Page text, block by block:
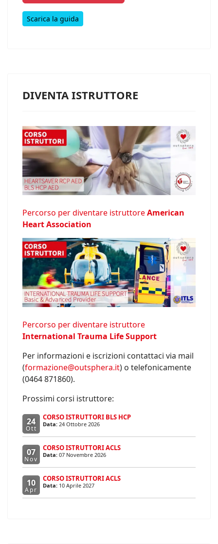
Scarica la guida
DIVENTA ISTRUTTORE
Percorso per diventare istruttoreAmerican
Heart Association
Percorso per diventare istruttore
International Trauma Life Support
Per informazioni e iscrizioni contattaci via mail
(formazione@outsphera.it) o telefonicamente
(0464 871860).
Prossimi corsi istruttore:
24
Ott
CORSO ISTRUTTORI BLS HCP
Data: 24 Ottobre 2026
07
Nov
CORSO ISTRUTTORI ACLS
Data: 07 Novembre 2026
10
Apr
CORSO ISTRUTTORI ACLS
Data: 10 Aprile 2027